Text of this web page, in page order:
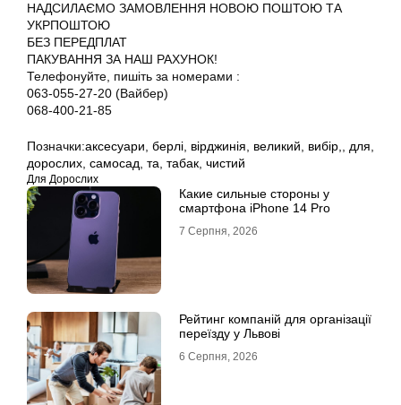
НАДСИЛАЄМО ЗАМОВЛЕННЯ НОВОЮ ПОШТОЮ ТА
УКРПОШТОЮ
БЕЗ ПЕРЕДПЛАТ
ПАКУВАННЯ ЗА НАШ РАХУНОК!
Телефонуйте, пишіть за номерами :
063-055-27-20 (Вайбер)
068-400-21-85
Позначки:аксесуари берлі вірджинія великий вибір, для
дорослих самосад та табак чистий
Для Дорослих
Какие сильные стороны у
смартфона iPhone 14 Pro
7 Серпня, 2026
Рейтинг компаній для організації
переїзду у Львові
6 Серпня, 2026